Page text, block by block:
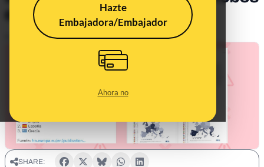
Hazte
Embajadora/Embajador
Ahora no
en domicilios
Publicado elOct 26, 2022, 2:50:12 PM
SHARE: